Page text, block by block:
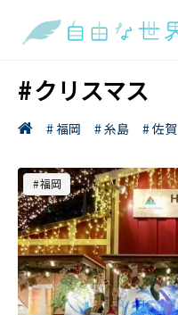
クリスマス
# 福岡 # 糸島 # 佐賀
福岡